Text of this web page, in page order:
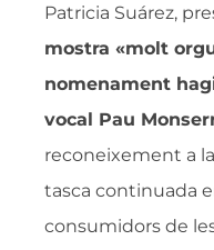
Patricia Suárez,
mostra «molt
nomenament
vocal Pau
reconeixement a
tasca continuada
consumidors de